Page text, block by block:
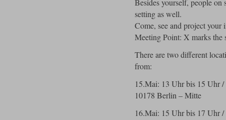
Besides yourself, people on
setting as well.
Come, see and project
Meeting Point: X marks the
There are two different
from:
15.Mai: 13 Uhr bis 15 Uhr
10178 Berlin – Mitte
16.Mai: 15 Uhr bis 17 Uhr